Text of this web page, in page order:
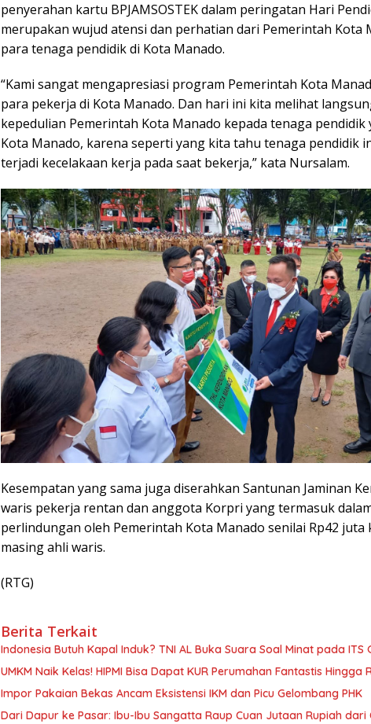
penyerahan kartu BPJAMSOSTEK dalam peringatan Hari
merupakan wujud atensi dan perhatian dari Pemerintah Kota
para tenaga pendidik di Kota Manado.
“Kami sangat mengapresiasi program Pemerintah Kota
para pekerja di Kota Manado. Dan hari ini kita melihat
kepedulian Pemerintah Kota Manado kepada tenaga pendidik
Kota Manado, karena seperti yang kita tahu tenaga pendidik
terjadi kecelakaan kerja pada saat bekerja,” kata Nursalam.
Kesempatan yang sama juga diserahkan Santunan Jaminan
waris pekerja rentan dan anggota Korpri yang termasuk
perlindungan oleh Pemerintah Kota Manado senilai Rp42 juta
masing ahli waris.
(RTG)
Berita Terkait
Indonesia Butuh Kapal Induk? TNI AL Buka Suara Soal Minat pada ITS
UMKM Naik Kelas! HIPMI Bisa Dapat KUR Perumahan Fantastis Hingga
Impor Pakaian Bekas Ancam Eksistensi IKM dan Picu Gelombang PHK
Dari Dapur ke Pasar: Ibu-Ibu Sangatta Raup Cuan Jutaan Rupiah